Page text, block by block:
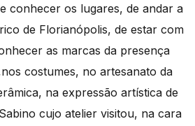
conhecer os lugares, de andar a
de Florianópolis, de estar com
as marcas da presença
costumes, no artesanato da
na expressão artística de
cujo atelier visitou, na cara